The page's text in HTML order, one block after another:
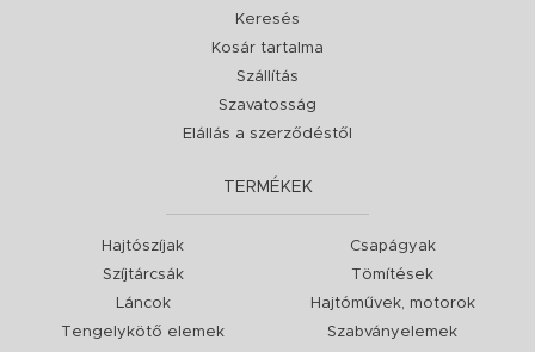
Keresés
Kosár tartalma
Szállítás
Szavatosság
Elállás a szerződéstől
TERMÉKEK
Hajtószíjak
Szíjtárcsák
Láncok
Tengelykötő elemek
Csapágyak
Tömítések
Hajtóművek, motorok
Szabványelemek